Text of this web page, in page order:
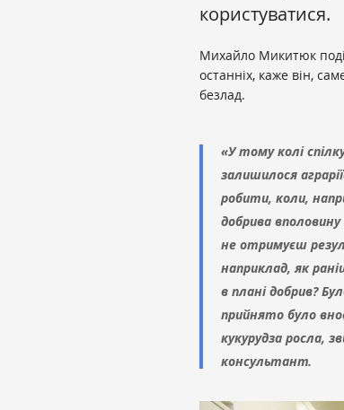
користуватися.
Михайло Микитюк
останніх, каже він,
безлад.
«У тому колі
залишилося
робити, коли,
добрива
не отримуєш
наприклад, як
в плані добрив?
прийнято було
кукурудза росла,
консультант.